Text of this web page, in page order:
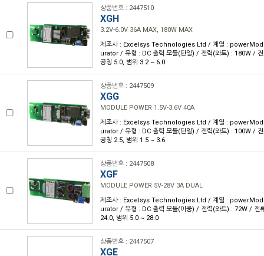
상품번호 : 2447510
XGH
3.2V-6.0V 36A MAX, 180W MAX
제조사 : Excelsys Technologies Ltd / 계열 :
urator / 유형 : DC 출력 모듈(단일) / 전력(와트) : 180W /
공칭 5.0, 범위 3.2 ~ 6.0
상품번호 : 2447509
XGG
MODULE POWER 1.5V-3.6V 40A
제조사 : Excelsys Technologies Ltd / 계열 :
urator / 유형 : DC 출력 모듈(단일) / 전력(와트) : 100W /
공칭 2.5, 범위 1.5 ~ 3.6
상품번호 : 2447508
XGF
MODULE POWER 5V-28V 3A DUAL
제조사 : Excelsys Technologies Ltd / 계열 :
urator / 유형 : DC 출력 모듈(이중) / 전력(와트) : 72W / 전
24.0, 범위 5.0 ~ 28.0
상품번호 : 2447507
XGE